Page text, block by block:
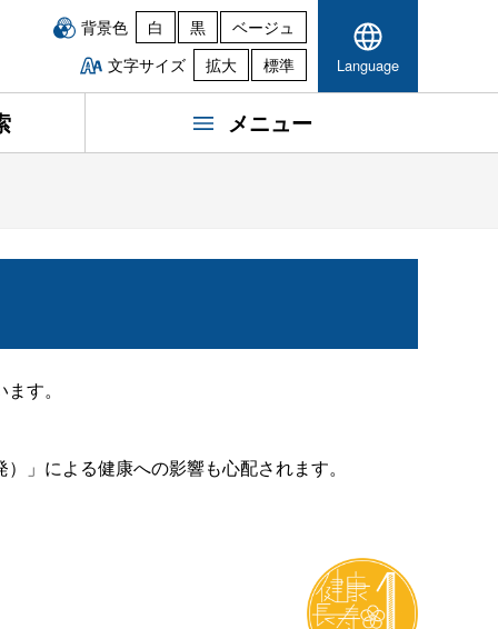
背景色 白 黒
ベージュ
文字サイズ
拡大 標準 Language
メニュー
す。
」による健康への影響も心配されます。